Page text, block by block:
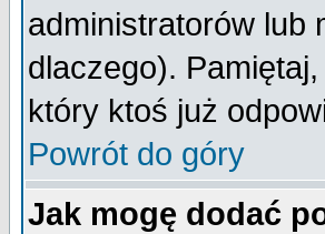
administratorów lub
dlaczego).
który ktoś już
Powrót do góry
Jak mogę dodać